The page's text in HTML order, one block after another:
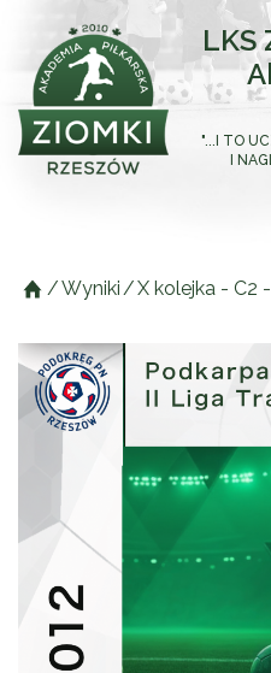
LKS
"...I TO
I
/Wyniki /X kolejka - C2